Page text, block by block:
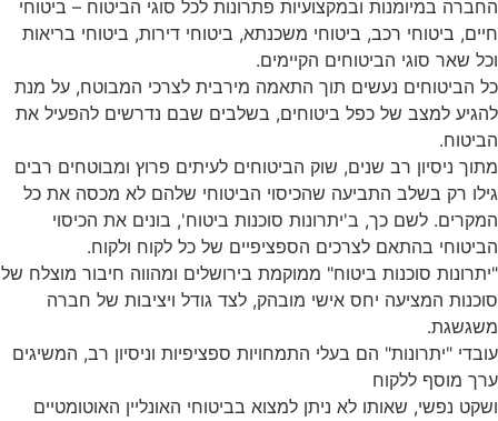
החברה במיומנות ובמקצועיות פתרונות לכל סוגי הביטוח – ביטוחי
חיים, ביטוחי רכב, ביטוחי משכנתא, ביטוחי דירות, ביטוחי בריאות
וכל שאר סוגי הביטוחים הקיימים.
כל הביטוחים נעשים תוך התאמה מירבית לצרכי המבוטח, על מנת
להגיע למצב של כפל ביטוחים, בשלבים שבם נדרשים להפעיל את
הביטוח.
מתוך ניסיון רב שנים, שוק הביטוחים לעיתים פרוץ ומבוטחים רבים
גילו רק בשלב התביעה שהכיסוי הביטוחי שלהם לא מכסה את כל
המקרים. לשם כך, ב'יתרונות סוכנות ביטוח', בונים את הכיסוי
הביטוחי בהתאם לצרכים הספציפיים של כל לקוח ולקוח.
"יתרונות סוכנות ביטוח" ממוקמת בירושלים ומהווה חיבור מוצלח של
סוכנות המציעה יחס אישי מובהק, לצד גודל ויציבות של חברה
משגשגת.
עובדי "יתרונות" הם בעלי התמחויות ספציפיות וניסיון רב, המשיגים
ערך מוסף ללקוח
ושקט נפשי, שאותו לא ניתן למצוא בביטוחי האונליין האוטומטיים